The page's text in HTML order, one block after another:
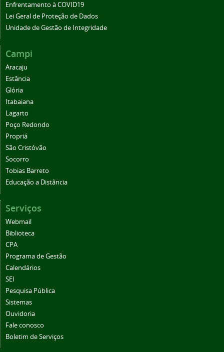
Enfrentamento à COVID19
Lei Geral de Proteção de Dados
Unidade de Gestão de Integridade
Campi
Aracaju
Estância
Glória
Itabaiana
Lagarto
Poço Redondo
Propriá
São Cristóvão
Socorro
Tobias Barreto
Educação a Distância
Serviços
Webmail
Biblioteca
CPA
Programa de Gestão
Calendários
SEI
Pesquisa Pública
Sistemas
Ouvidoria
Fale conosco
Boletim de Serviços